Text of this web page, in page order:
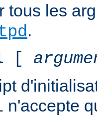
tous les
.
[
n'accepte